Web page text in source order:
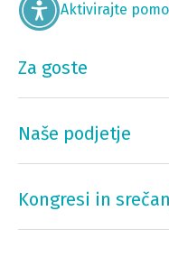
Aktivirajte
Za goste
Naše podjetje
Kongresi in